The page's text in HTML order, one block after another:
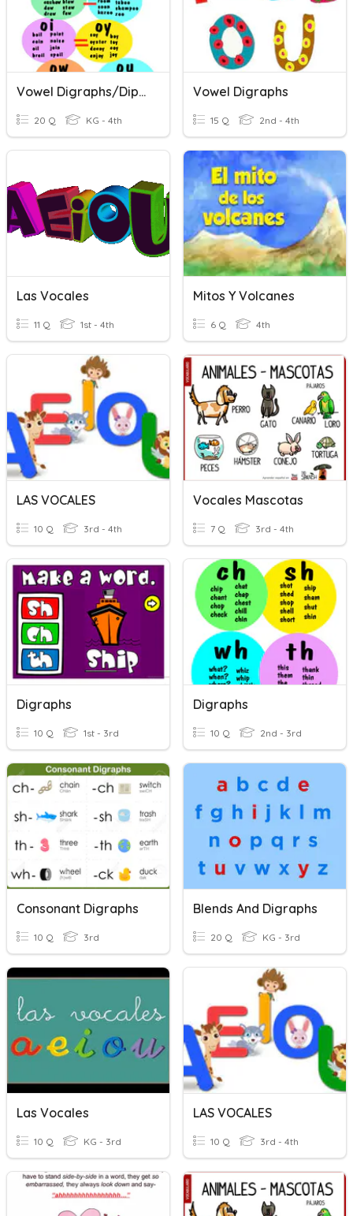
Vowel Digraphs/Diphthongs (Quiz 3)
20 Q KG - 4th
Vowel Digraphs
15 Q 2nd - 4th
Las Vocales
11 Q 1st - 4th
Mitos Y Volcanes
6 Q 4th
LAS VOCALES
10 Q 3rd - 4th
Vocales Mascotas
7 Q 3rd - 4th
Digraphs
10 Q 1st - 3rd
Digraphs
10 Q 2nd - 3rd
Consonant Digraphs
10 Q 3rd
Blends And Digraphs
20 Q KG - 3rd
Las Vocales
10 Q KG - 3rd
LAS VOCALES
10 Q 3rd - 4th